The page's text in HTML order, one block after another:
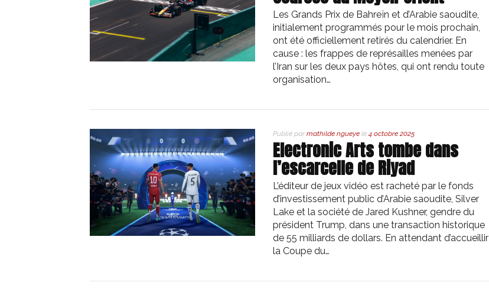
Les Grands Prix de Bahreïn et d’Arabie saoudite,
initialement programmés pour le mois prochain,
ont été officiellement retirés du calendrier. En
cause : les frappes de représailles menées par
l’Iran sur les deux pays hôtes, qui ont rendu toute
organisation…
Publié par mathilde ngueye le4 octobre 2025
Electronic Arts tombe dans
l’escarcelle de Riyad
L’éditeur de jeux vidéo est racheté par le fonds
d’investissement public d’Arabie saoudite, Silver
Lake et la société de Jared Kushner, gendre du
président Trump, dans une transaction historique
de 55 milliards de dollars. En attendant d’accueillir
la Coupe du…